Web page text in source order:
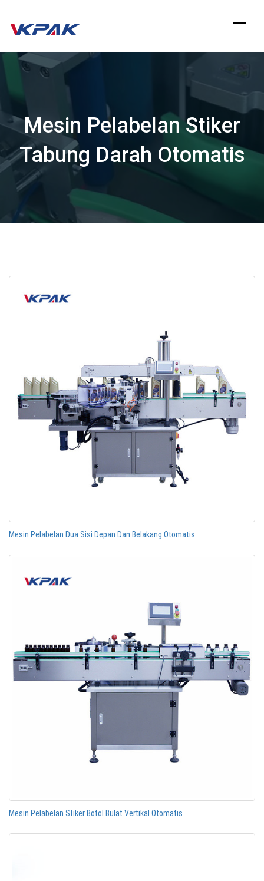
Langsung
Mesin Pelabelan Stiker
Tabung Darah Otomatis
Mesin Pelabelan Dua Sisi Depan Dan Belakang Otomatis
Mesin Pelabelan Stiker Botol Bulat Vertikal Otomatis